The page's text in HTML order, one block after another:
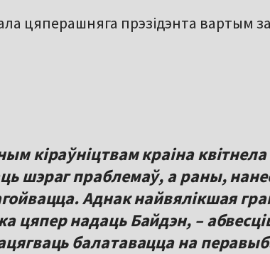
цяперашняга прэзідэнта вартым
кіраўніцтвам краіна квітнела
шэраг праблемаў, а раны,
Аднак найвялікшая
цяпер надаць Байдэн, –
балатавацца на